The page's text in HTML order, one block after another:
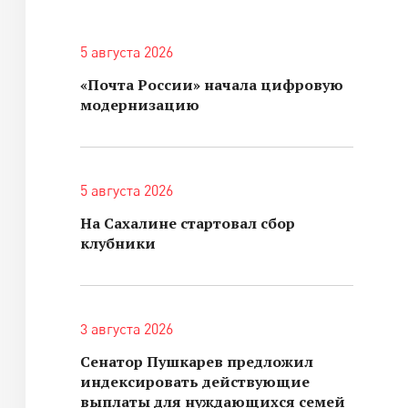
5 августа 2026
«Почта России» начала цифровую
модернизацию
5 августа 2026
На Сахалине стартовал сбор
клубники
3 августа 2026
Сенатор Пушкарев предложил
индексировать действующие
выплаты для нуждающихся семей